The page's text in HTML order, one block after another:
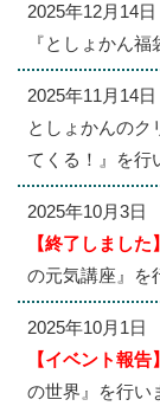
2025年12月14日
『としょかん
2025年11月14日
としょかんのク
てくる！』を行
2025年10月3日
【終了しました】
の元気講座』を
2025年10月1日
【イベント報告】
の世界』を行い